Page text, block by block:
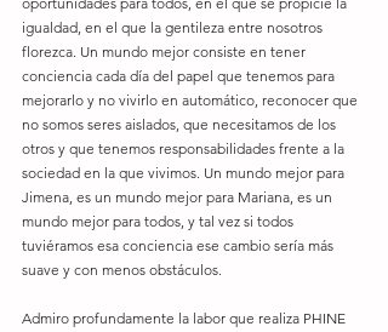
igualdad, en el que la gentileza entre nosotros
florezca. Un mundo mejor consiste en tener
conciencia cada día del papel que tenemos para
mejorarlo y no vivirlo en automático, reconocer que
no somos seres aislados, que necesitamos de los
otros y que tenemos responsabilidades frente a la
sociedad en la que vivimos. Un mundo mejor para
Jimena, es un mundo mejor para Mariana, es un
mundo mejor para todos, y tal vez si todos
tuviéramos esa conciencia ese cambio sería más
suave y con menos obstáculos.
Admiro profundamente la labor que realiza PHINE